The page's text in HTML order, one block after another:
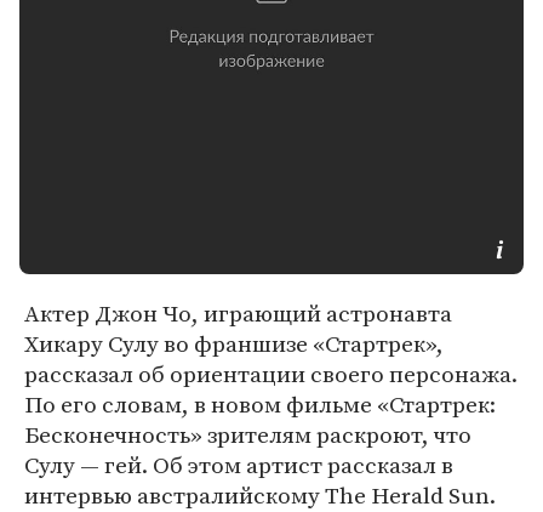
Актер Джон Чо, играющий астронавта
Хикару Сулу во франшизе «Стартрек»,
рассказал об ориентации своего персонажа.
По его словам, в новом фильме «Стартрек:
Бесконечность» зрителям раскроют, что
Сулу — гей. Об этом артист рассказал в
интервью австралийскому The Herald Sun.